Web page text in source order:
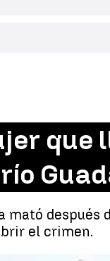
que
mató después
el crimen.